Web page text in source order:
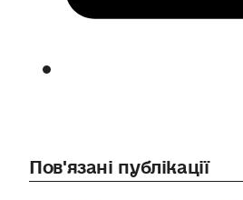
Пов'язані публікації